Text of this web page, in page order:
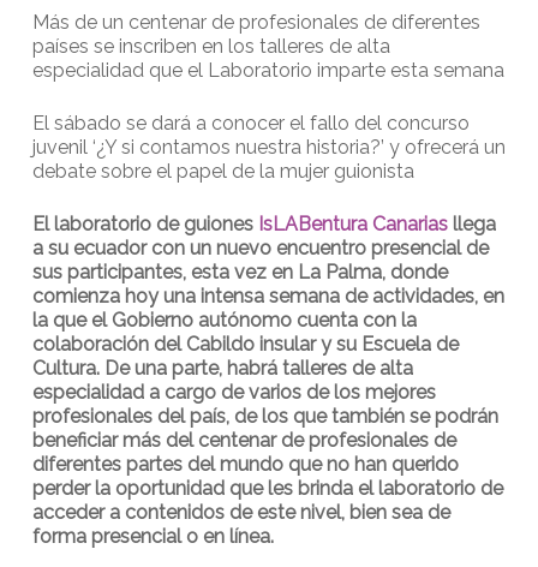
Más de un centenar de profesionales de diferentes
países se inscriben en los talleres de alta
especialidad que el Laboratorio imparte esta semana
El sábado se dará a conocer el fallo del concurso
juvenil ‘¿Y si contamos nuestra historia?’ y ofrecerá un
debate sobre el papel de la mujer guionista
El laboratorio de guiones IsLABentura Canariasllega
a su ecuador con un nuevo encuentro presencial de
sus participantes, esta vez en La Palma, donde
comienza hoy una intensa semana de actividades, en
la que el Gobierno autónomo cuenta con la
colaboración del Cabildo insular y su Escuela de
Cultura. De una parte, habrá talleres de alta
especialidad a cargo de varios de los mejores
profesionales del país, de los que también se podrán
beneficiar más del centenar de profesionales de
diferentes partes del mundo que no han querido
perder la oportunidad que les brinda el laboratorio de
acceder a contenidos de este nivel, bien sea de
forma presencial o en línea.